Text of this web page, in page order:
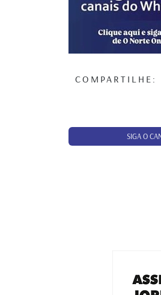
COMPARTILHE:
SIGA O